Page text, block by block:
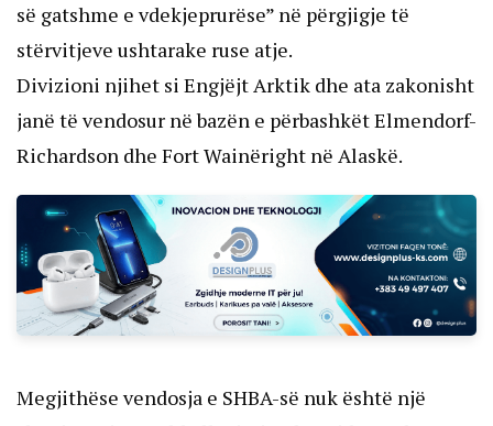
së gatshme e vdekjeprurëse” në përgjigje të
stërvitjeve ushtarake ruse atje.
Divizioni njihet si Engjëjt Arktik dhe ata zakonisht
janë të vendosur në bazën e përbashkët Elmendorf-
Richardson dhe Fort Wainëright në Alaskë.
Megjithëse vendosja e SHBA-së nuk është një